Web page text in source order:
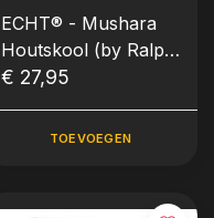
ECHT® - Mushara
Houtskool (by Ralph
de Kok, 10kg)
€ 27,95
TOEVOEGEN